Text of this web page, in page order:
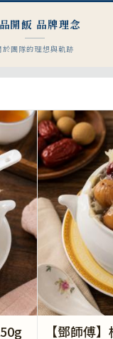
開飯 品牌理念
於團隊的理想與軌跡
【鄧師傅